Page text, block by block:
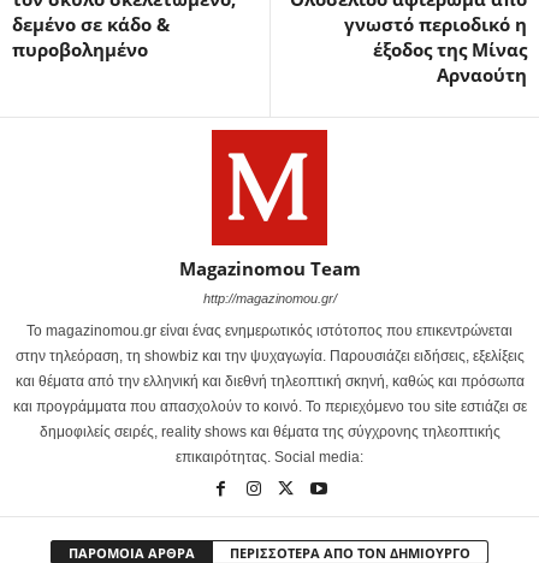
δεμένο σε κάδο &
πυροβολημένο
γνωστό περιοδικό η
έξοδος της Μίνας
Αρναούτη
Magazinomou Team
http://magazinomou.gr/
Το magazinomou.gr είναι ένας ενημερωτικός ιστότοπος που επικεντρώνεται
στην τηλεόραση, τη showbiz και την ψυχαγωγία. Παρουσιάζει ειδήσεις, εξελίξεις
και θέματα από την ελληνική και διεθνή τηλεοπτική σκηνή, καθώς και πρόσωπα
και προγράμματα που απασχολούν το κοινό. Το περιεχόμενο του site εστιάζει σε
δημοφιλείς σειρές, reality shows και θέματα της σύγχρονης τηλεοπτικής
επικαιρότητας. Social media:
ΠΑΡΟΜΟΙΑ ΑΡΘΡΑ ΠΕΡΙΣΣΟΤΕΡΑ ΑΠΟ ΤΟΝ ΔΗΜΙΟΥΡΓΟ